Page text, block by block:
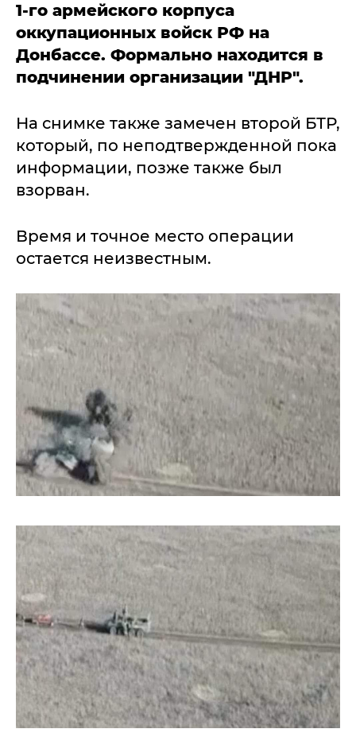
1-го армейского корпуса
оккупационных войск РФ на
Донбассе. Формально находится в
подчинении организации "ДНР".
На снимке также замечен второй БТР,
который, по неподтвержденной пока
информации, позже также был
взорван.
Время и точное место операции
остается неизвестным.